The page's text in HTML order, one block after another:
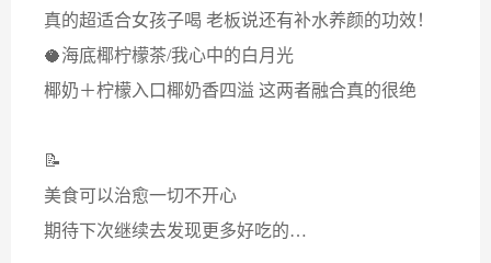
真的超适合女孩子喝 老板说还有补水养颜的功效！
🥥海底椰柠檬茶/我心中的白月光
椰奶＋柠檬入口椰奶香四溢 这两者融合真的很绝
📝
美食可以治愈一切不开心
期待下次继续去发现更多好吃的…